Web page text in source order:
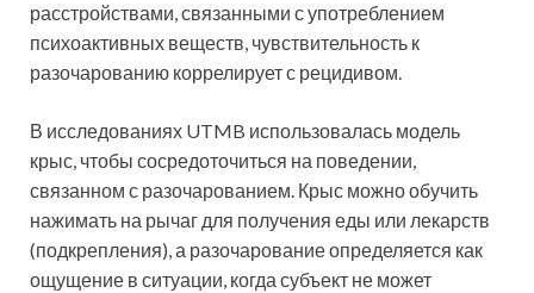
расстройствами, связанными с употреблением
психоактивных веществ, чувствительность к
разочарованию коррелирует с рецидивом.
В исследованиях UTMB использовалась модель
крыс, чтобы сосредоточиться на поведении,
связанном с разочарованием. Крыс можно обучить
нажимать на рычаг для получения еды или лекарств
(подкрепления), а разочарование определяется как
ощущение в ситуации, когда субъект не может